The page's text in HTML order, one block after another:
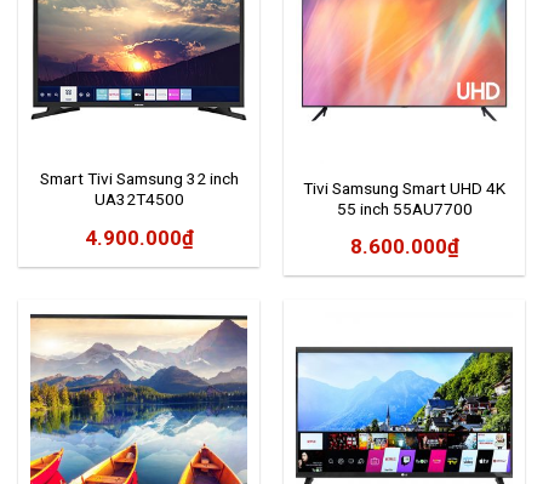
Smart Tivi Samsung 32 inch
UA32T4500
4.900.000₫
Tivi Samsung Smart UHD 4K
55 inch 55AU7700
8.600.000₫